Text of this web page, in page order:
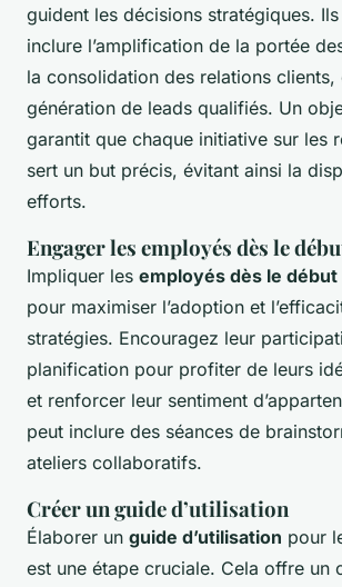
guident les décisions stratégiques.
inclure l’amplification de la portée
la consolidation des relations clients,
génération de leads qualifiés. Un
garantit que chaque initiative sur les
sert un but précis, évitant ainsi la
efforts.
Engager les employés dès le
Impliquer les employés dès le début
pour maximiser l’adoption et
stratégies. Encouragez leur
planification pour profiter de leurs
et renforcer leur sentiment
peut inclure des séances de
ateliers collaboratifs.
Créer un guide d’utilisation
Élaborer un guide d’utilisation pour
est une étape cruciale. Cela offre un